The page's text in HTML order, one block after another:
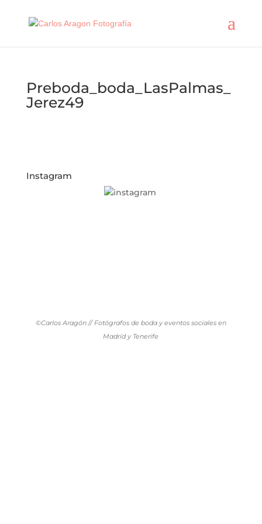
Preboda_boda_LasPalmas_
Jerez49
Instagram
©Carlos Aragón // Fotógrafos de boda y eventos sociales en
Madrid y Tenerife